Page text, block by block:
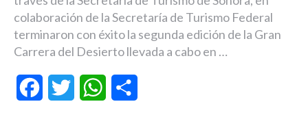
colaboración de la Secretaría de Turismo Federal
terminaron con éxito la segunda edición de la Gran
Carrera del Desierto llevada a cabo en …
FacebookTwitter WhatsApp